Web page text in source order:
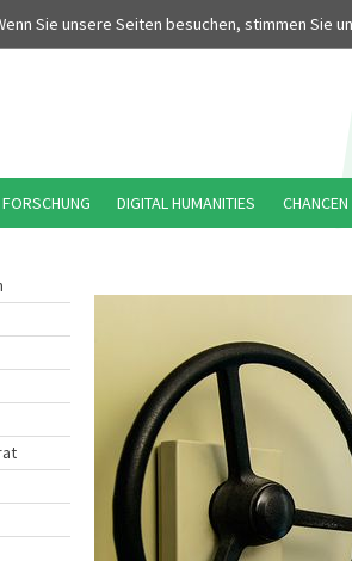
Sie unsere Seiten besuchen, stimmen Sie
FORSCHUNG DIGITAL HUMANITIES CHANCEN